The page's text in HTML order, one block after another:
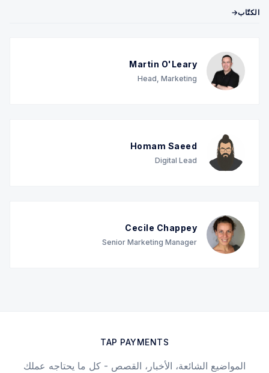
الكتّاب→
Martin O'Leary
Head, Marketing
Homam Saeed
Digital Lead
Cecile Chappey
Senior Marketing Manager
TAP PAYMENTS
المواضيع الشائعة، الأخبار، القصص - كل ما يحتاجه عملك